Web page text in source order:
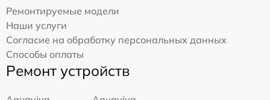
Ремонтируемые модели
Наши услуги
Согласие на обработку персональных данных
Способы оплаты
Ремонт устройств